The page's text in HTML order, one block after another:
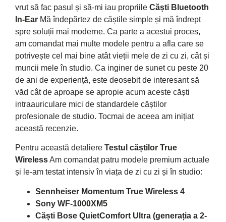
vrut să fac pasul și să-mi iau propriile Căști Bluetooth
In-Ear Mă îndepărtez de căștile simple și mă îndrept
spre soluții mai moderne. Ca parte a acestui proces,
am comandat mai multe modele pentru a afla care se
potrivește cel mai bine atât vieții mele de zi cu zi, cât și
muncii mele în studio. Ca inginer de sunet cu peste 20
de ani de experiență, este deosebit de interesant să
văd cât de aproape se apropie acum aceste căști
intraauriculare mici de standardele căștilor
profesionale de studio. Tocmai de aceea am inițiat
această recenzie.
Pentru această detaliere Testul căștilor True
WirelessAm comandat patru modele premium actuale
și le-am testat intensiv în viața de zi cu zi și în studio:
Sennheiser Momentum True Wireless 4
Sony WF-1000XM5
Căști Bose QuietComfort Ultra (generația a 2-